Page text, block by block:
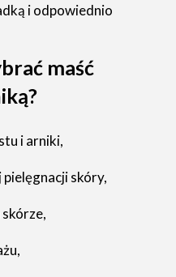
i odpowiednio
maść
i arniki,
skóry,